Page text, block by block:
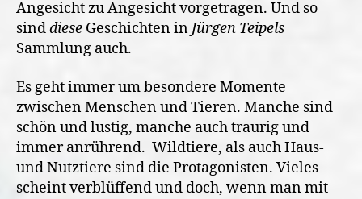
Angesicht zu Angesicht vorgetragen. Und so
sinddiese Geschichten in Jürgen Teipels
Sammlung auch.
Es geht immer um besondere Momente
zwischen Menschen und Tieren. Manche sind
schön und lustig, manche auch traurig und
immer anrührend. Wildtiere, als auch Haus-
und Nutztiere sind die Protagonisten. Vieles
scheint verblüffend und doch, wenn man mit